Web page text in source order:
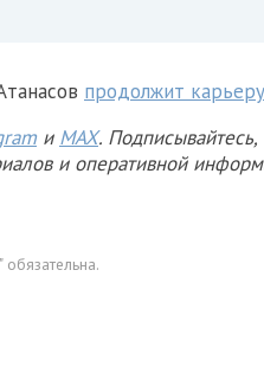
продолжит карьеру
и MAX.
и оперативной